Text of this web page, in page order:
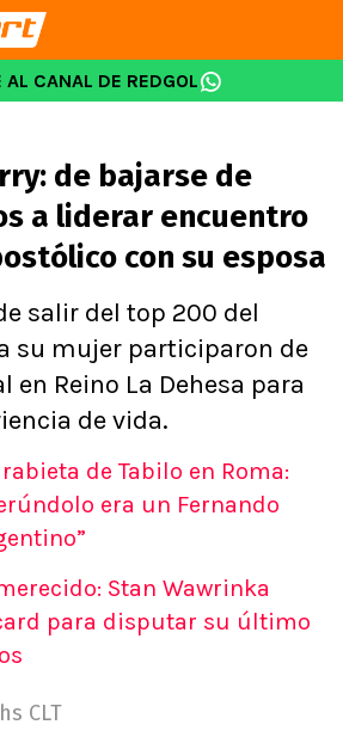
AL CANAL DE REDGOL
de bajarse de
a liderar encuentro
con su esposa
salir del top 200 del
su mujer participaron de
en Reino La Dehesa para
de vida.
rabieta de Tabilo en Roma:
era un Fernando
Stan Wawrinka
para disputar su último
CLT